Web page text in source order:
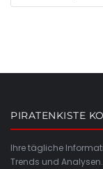
PIRATENKISTE
Ihre tägliche
Trends und Analysen.